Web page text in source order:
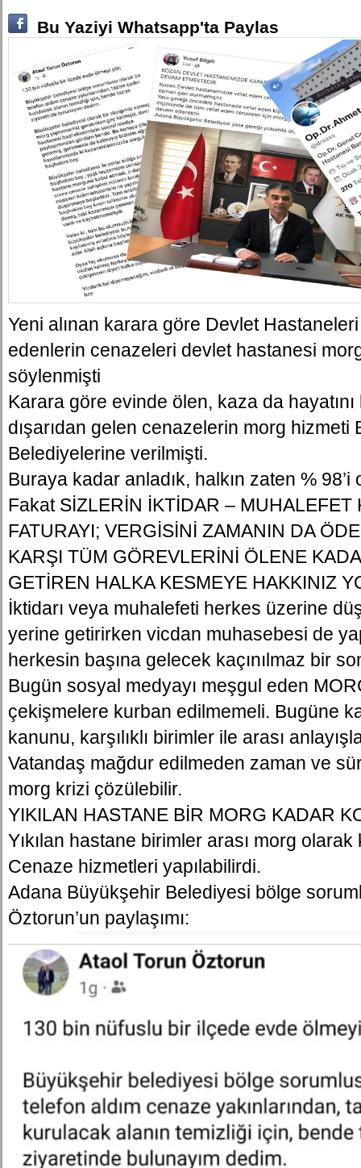
Bu Yaziyi Whatsapp'ta Paylas
Yeni alınan karara göre Devlet Hastaneleri
edenlerin cenazeleri devlet hastanesi
söylenmişti
Karara göre evinde ölen, kaza da
dışarıdan gelen cenazelerin morg hizmeti
Belediyelerine verilmişti.
Buraya kadar anladık, halkın zaten %
Fakat SİZLERİN İKTİDAR – MUHALEFET
FATURAYI; VERGİSİNİ ZAMANIN DA
KARŞI TÜM GÖREVLERİNİ ÖLENE
GETİREN HALKA KESMEYE HAKKINIZ
İktidarı veya muhalefeti herkes üzerine
yerine getirirken vicdan muhasebesi de
herkesin başına gelecek kaçınılmaz bir
Bugün sosyal medyayı meşgul eden
çekişmelere kurban edilmemeli. Bugüne
kanunu, karşılıklı birimler ile arası
Vatandaş mağdur edilmeden zaman ve
morg krizi çözülebilir.
YIKILAN HASTANE BİR MORG KADAR
Yıkılan hastane birimler arası morg olarak
Cenaze hizmetleri yapılabilirdi.
Adana Büyükşehir Belediyesi bölge
Öztorun’un paylaşımı: